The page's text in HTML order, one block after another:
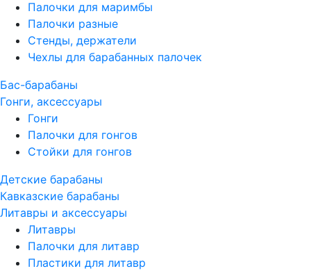
Палочки для маримбы
Палочки разные
Стенды, держатели
Чехлы для барабанных палочек
Бас-барабаны
Гонги, аксессуары
Гонги
Палочки для гонгов
Стойки для гонгов
Детские барабаны
Кавказские барабаны
Литавры и аксессуары
Литавры
Палочки для литавр
Пластики для литавр